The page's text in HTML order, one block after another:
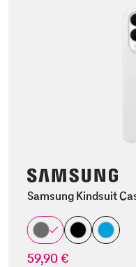
Samsung Kindsuit
59,90 €